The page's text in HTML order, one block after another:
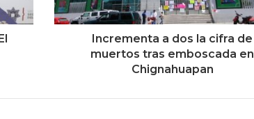
Incrementa a dos la cifra de
muertos tras emboscada en
Chignahuapan